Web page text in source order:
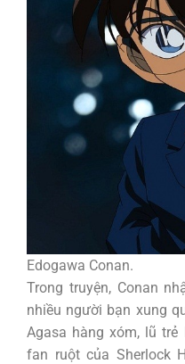
Edogawa Conan.
Trong truyện, Conan
nhiều người bạn xung
Agasa hàng xóm, lũ
fan ruột của Sherlock